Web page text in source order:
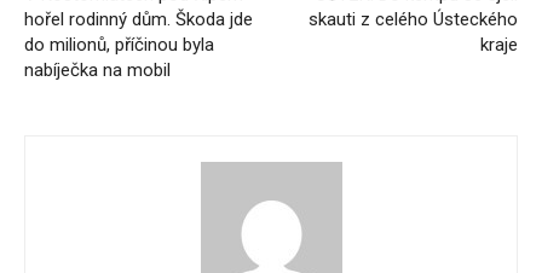
hořel rodinný dům. Škoda jde
do milionů, příčinou byla
nabíječka na mobil
skauti z celého Ústeckého
kraje